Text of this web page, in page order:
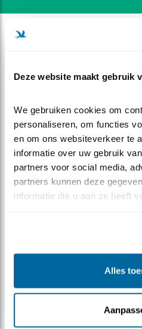
Deze website maakt gebruik
We gebruiken cookies om
personaliseren, om functies
en om ons websiteverkeer te
informatie over uw gebruik
partners voor social media,
partners kunnen deze
informatie die u aan ze heeft
Alles
DEEL DIT
Natuurman Jonathan |
Misschien herken je het wel,
ochtendje voor jezelf te